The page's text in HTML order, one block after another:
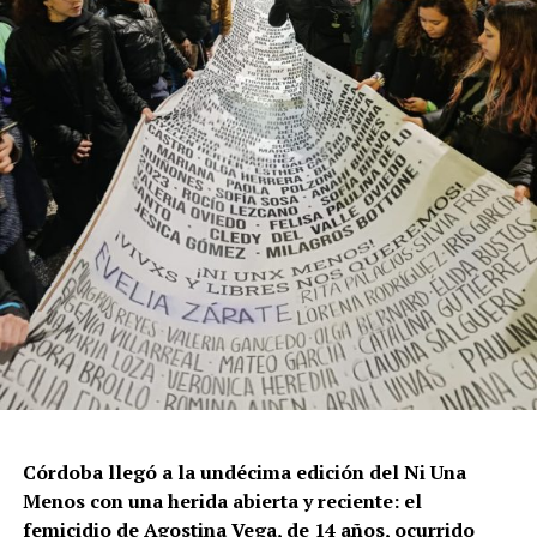
Por Francisco Pandolfi
Córdoba llegó a la undécima edición del Ni Una
Menos con una herida abierta y reciente: el
femicidio de Agostina Vega, de 14 años, ocurrido